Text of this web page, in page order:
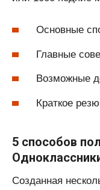
Основные
Главные
Возможные
Краткое
5 способов
Созданная